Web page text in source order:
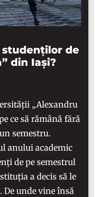
studenților de
din Iași?
„Alexandru
ce să rămână fără
semestru.
anului academic
de pe semestrul
a decis să le
unde vine însă